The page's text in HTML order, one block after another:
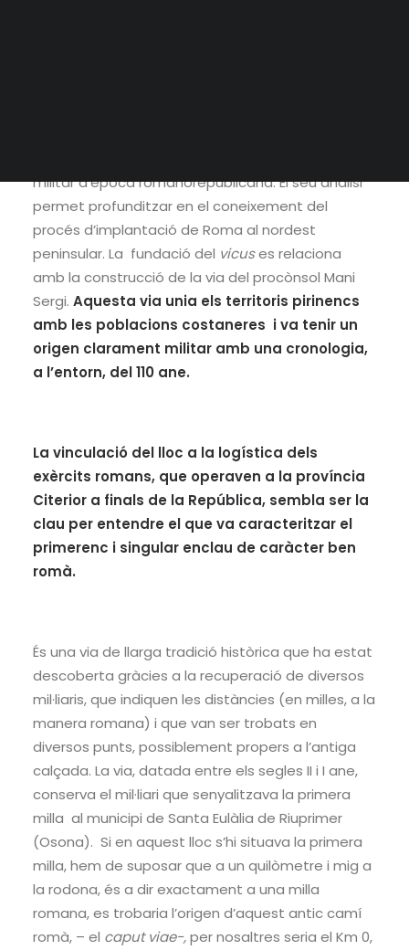
militar d’època romanorepublicana. El seu anàlisi
permet profunditzar en el coneixement del
procés d’implantació de Roma al nordest
peninsular. La fundació del vicuses relaciona
amb la construcció de la via del procònsol Mani
Sergi. Aquesta via unia els territoris pirinencs
amb les poblacions costaneres i va tenir un
origen clarament militar amb una cronologia,
a l’entorn, del 110 ane.
La vinculació del lloc a la logística dels
exèrcits romans, que operaven a la província
Citerior a finals de la República, sembla ser la
clau per entendre el que va caracteritzar el
primerenc i singular enclau de caràcter ben
romà.
És una via de llarga tradició històrica que ha estat
descoberta gràcies a la recuperació de diversos
mil·liaris, que indiquen les distàncies (en milles, a la
manera romana) i que van ser trobats en
diversos punts, possiblement propers a l’antiga
calçada. La via, datada entre els segles II i I ane,
conserva el mil·liari que senyalitzava la primera
milla al municipi de Santa Eulàlia de Riuprimer
(Osona). Si en aquest lloc s’hi situava la primera
milla, hem de suposar que a un quilòmetre i mig a
la rodona, és a dir exactament a una milla
romana, es trobaria l’origen d’aquest antic camí
romà, – el caput viae-,per nosaltres seria el Km 0,